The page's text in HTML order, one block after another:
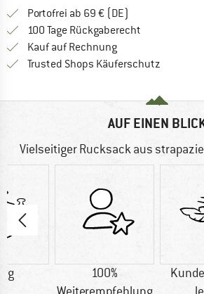
Portofrei ab 69 € (DE)
100 Tage Rückgaberecht
Kauf auf RechnungFinde die
Trusted Shops Käuferschutz
AUF EINEN
Vielseitiger Rucksack aus
g
100%